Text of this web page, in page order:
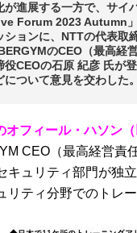
が進展する一方で、サイ
Forum 2023 Autumn
ションに、NTTの代表取
のCEO（最高経
役CEOの石原 紀彦 氏が
ついて意見を交わした
フィール・ハソン（
CEO（最高経営責
キュリティ部門が独
リティ分野でのトレ